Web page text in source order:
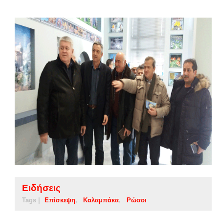
Ειδήσεις
Tags | Επίσκεψη Καλαμπάκα Ρώσοι